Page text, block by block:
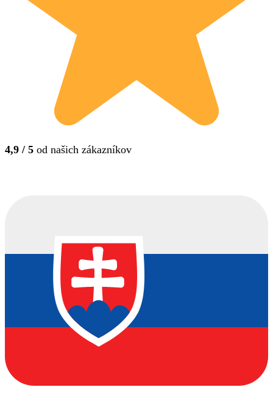
4,9 / 5 od našich zákazníkov